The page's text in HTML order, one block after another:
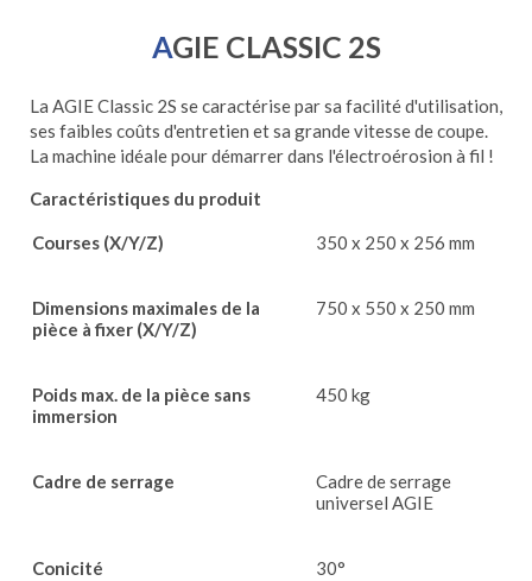
AGIE CLASSIC 2S
La AGIE Classic 2S se caractérise par sa facilité d'utilisation,
ses faibles coûts d'entretien et sa grande vitesse de coupe.
La machine idéale pour démarrer dans l'électroérosion à fil !
Caractéristiques du produit
Courses (X/Y/Z) 350 x 250 x 256 mm
Dimensions maximales de la
pièce à fixer (X/Y/Z)
750 x 550 x 250 mm
Poids max. de la pièce sans
immersion
450 kg
Cadre de serrage
Cadre de serrage
universel AGIE
Conicité 30°